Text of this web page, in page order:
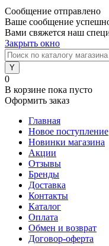
Сообщение отправлено
Ваше сообщение
Вами свяжется наш
Закрыть окно
0
В корзине пока пусто
Оформить заказ
Главная
Новое поступление
Новинки магазина
Акции
Отзывы
Бренды
Доставка
Контакты
Каталог
Оплата
Обмен и возврат
Договор-оферта